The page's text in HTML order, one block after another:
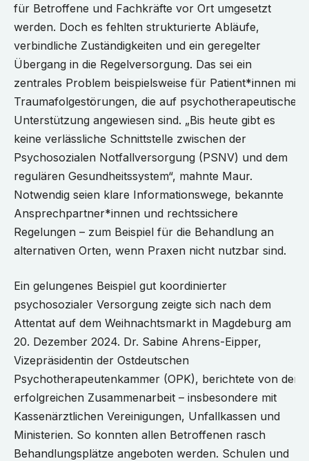
für Betroffene und Fachkräfte vor Ort umgesetzt
werden. Doch es fehlten strukturierte Abläufe,
verbindliche Zuständigkeiten und ein geregelter
Übergang in die Regelversorgung. Das sei ein
zentrales Problem beispielsweise für Patient*innen mit
Traumafolgestörungen, die auf psychotherapeutische
Unterstützung angewiesen sind. „Bis heute gibt es
keine verlässliche Schnittstelle zwischen der
Psychosozialen Notfallversorgung (PSNV) und dem
regulären Gesundheitssystem“, mahnte Maur.
Notwendig seien klare Informationswege, bekannte
Ansprechpartner*innen und rechtssichere
Regelungen – zum Beispiel für die Behandlung an
alternativen Orten, wenn Praxen nicht nutzbar sind.
Ein gelungenes Beispiel gut koordinierter
psychosozialer Versorgung zeigte sich nach dem
Attentat auf dem Weihnachtsmarkt in Magdeburg am
20. Dezember 2024. Dr. Sabine Ahrens-Eipper,
Vizepräsidentin der Ostdeutschen
Psychotherapeutenkammer (OPK), berichtete von der
erfolgreichen Zusammenarbeit – insbesondere mit
Kassenärztlichen Vereinigungen, Unfallkassen und
Ministerien. So konnten allen Betroffenen rasch
Behandlungsplätze angeboten werden. Schulen und